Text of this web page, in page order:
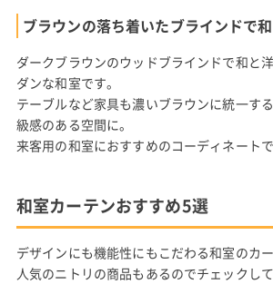
ブラウンの落ち着いたブラインドで
ダークブラウンのウッドブラインドで和と
ダンな和室です。
テーブルなど家具も濃いブラウンに統一す
級感のある空間に。
来客用の和室におすすめのコーディネートで
和室カーテンおすすめ5選
デザインにも機能性にもこだわる和室のカ
人気のニトリの商品もあるのでチェックして